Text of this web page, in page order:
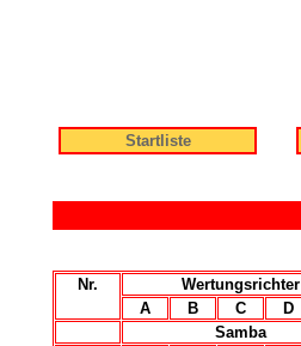
Startliste
Nr. Wertungsrichter
A
B C D
Samba